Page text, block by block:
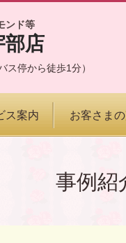
ンド等
部店
停から徒歩1分）
ス案内 お客さま
事例紹